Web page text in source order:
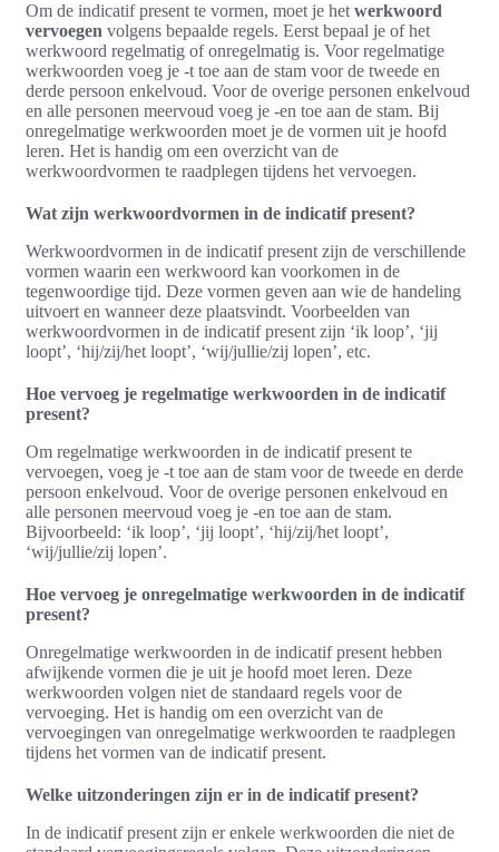
Om de indicatif present te vormen, moet je het werkwoord
vervoegen volgens bepaalde regels. Eerst bepaal je of het
werkwoord regelmatig of onregelmatig is. Voor regelmatige
werkwoorden voeg je -t toe aan de stam voor de tweede en
derde persoon enkelvoud. Voor de overige personen enkelvoud
en alle personen meervoud voeg je -en toe aan de stam. Bij
onregelmatige werkwoorden moet je de vormen uit je hoofd
leren. Het is handig om een overzicht van de
werkwoordvormen te raadplegen tijdens het vervoegen.
Wat zijn werkwoordvormen in de indicatif present?
Werkwoordvormen in de indicatif present zijn de verschillende
vormen waarin een werkwoord kan voorkomen in de
tegenwoordige tijd. Deze vormen geven aan wie de handeling
uitvoert en wanneer deze plaatsvindt. Voorbeelden van
werkwoordvormen in de indicatif present zijn ‘ik loop’, ‘jij
loopt’, ‘hij/zij/het loopt’, ‘wij/jullie/zij lopen’, etc.
Hoe vervoeg je regelmatige werkwoorden in de indicatif
present?
Om regelmatige werkwoorden in de indicatif present te
vervoegen, voeg je -t toe aan de stam voor de tweede en derde
persoon enkelvoud. Voor de overige personen enkelvoud en
alle personen meervoud voeg je -en toe aan de stam.
Bijvoorbeeld: ‘ik loop’, ‘jij loopt’, ‘hij/zij/het loopt’,
‘wij/jullie/zij lopen’.
Hoe vervoeg je onregelmatige werkwoorden in de indicatif
present?
Onregelmatige werkwoorden in de indicatif present hebben
afwijkende vormen die je uit je hoofd moet leren. Deze
werkwoorden volgen niet de standaard regels voor de
vervoeging. Het is handig om een overzicht van de
vervoegingen van onregelmatige werkwoorden te raadplegen
tijdens het vormen van de indicatif present.
Welke uitzonderingen zijn er in de indicatif present?
In de indicatif present zijn er enkele werkwoorden die niet de